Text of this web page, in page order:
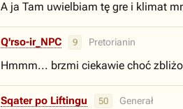
A ja Tam uwielbiam tę gre i klimat
Q'rso-ir_NPC 9 Pretorianin
Hmmm... brzmi ciekawie choć
Sqater po Liftingu 50 Generał